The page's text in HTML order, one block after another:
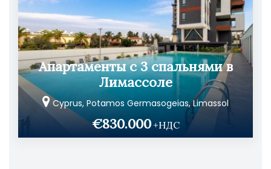
Апартаменты с 3 спальнями в
Лимассоле
Cyprus, Potamos Germasogeias, Limassol
€830.000 +НДС